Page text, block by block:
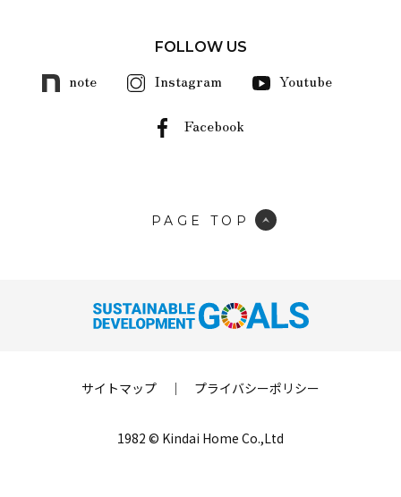
FOLLOW US
note Instagram Youtube
Facebook
PAGE TOP
サイトマップ ｜ プライバシーポリシー
1982 © Kindai Home Co.,Ltd